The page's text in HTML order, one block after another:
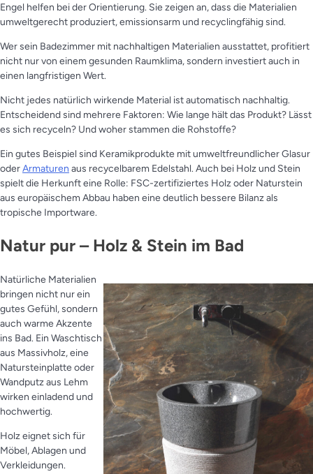
Engel helfen bei der Orientierung. Sie zeigen an, dass die Materialien
umweltgerecht produziert, emissionsarm und recyclingfähig sind.
Wer sein Badezimmer mit nachhaltigen Materialien ausstattet, profitiert
nicht nur von einem gesunden Raumklima, sondern investiert auch in
einen langfristigen Wert.
Nicht jedes natürlich wirkende Material ist automatisch nachhaltig.
Entscheidend sind mehrere Faktoren: Wie lange hält das Produkt? Lässt
es sich recyceln? Und woher stammen die Rohstoffe?
Ein gutes Beispiel sind Keramikprodukte mit umweltfreundlicher Glasur
oderArmaturen aus recycelbarem Edelstahl. Auch bei Holz und Stein
spielt die Herkunft eine Rolle: FSC-zertifiziertes Holz oder Naturstein
aus europäischem Abbau haben eine deutlich bessere Bilanz als
tropische Importware.
Natur pur – Holz & Stein im Bad
Natürliche Materialien
bringen nicht nur ein
gutes Gefühl, sondern
auch warme Akzente
ins Bad. Ein Waschtisch
aus Massivholz, eine
Natursteinplatte oder
Wandputz aus Lehm
wirken einladend und
hochwertig.
Holz eignet sich für
Möbel, Ablagen und
Verkleidungen.